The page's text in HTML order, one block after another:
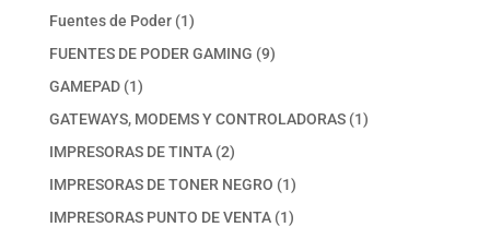
Fuentes de Poder 11
producto
FUENTES DE PODER GAMING 99
GAMEPAD 11
producto
GATEWAYS, MODEMS Y CONTROLADORAS 11
IMPRESORAS DE TINTA 22
productos
IMPRESORAS DE TONER NEGRO 11
producto
IMPRESORAS PUNTO DE VENTA 11